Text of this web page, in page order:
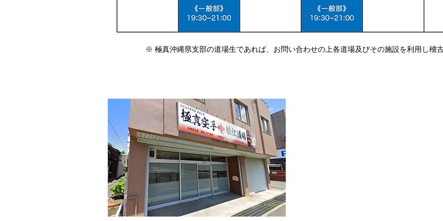
※ 極真沖縄県支部の道場生であれば、お問い合わせの上各道場及びその施設を利用し稽